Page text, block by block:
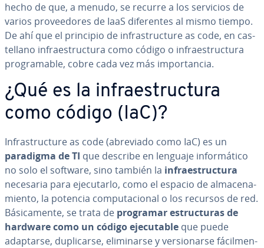
hecho de que, a menudo, se recurre a los servicios de
varios pro­vee­do­res de IaaS di­fe­re­n­tes al mismo tiempo.
De ahí que el principio de in­fra­s­tru­c­tu­re as code, en ca­s­
te­llano in­frae­s­tru­c­tu­ra como código o in­frae­s­tru­c­tu­ra
pro­gra­ma­ble, cobre cada vez más im­po­r­ta­n­cia.
¿Qué es la in­frae­s­tru­c­tu­ra
como código (IaC)?
In­fra­s­tru­c­tu­re as code (abreviado como IaC) es un
paradigma de TI que describe en lenguaje in­fo­r­má­ti­co
no solo el software, sino también la in­frae­s­tru­c­tu­ra
necesaria para eje­cu­tar­lo, como el espacio de al­ma­ce­na­
mie­n­to, la potencia co­mpu­tacio­nal o los recursos de red.
Bá­si­ca­me­n­te, se trata de programar es­tru­c­tu­ras de
hardware como un código eje­cu­ta­ble que puede
adaptarse, du­pli­car­se, eli­mi­nar­se y ve­r­sio­nar­se fá­ci­l­me­n­